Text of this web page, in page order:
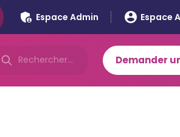
Espace Admin Espace
Demander